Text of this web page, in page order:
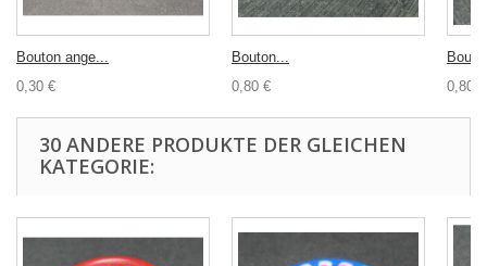
Bouton ange...
0,30 €
Bouton...
0,80 €
0,80 €
30 ANDERE PRODUKTE DER GLEICHEN
KATEGORIE: